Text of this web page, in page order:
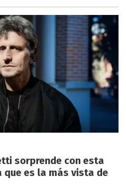
sorprende con esta
es la más vista de